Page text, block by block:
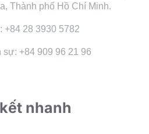
Thành phố Hồ Chí Minh.
+84 28 3930 5782
sự: +84 909 96 21 96
nhanh